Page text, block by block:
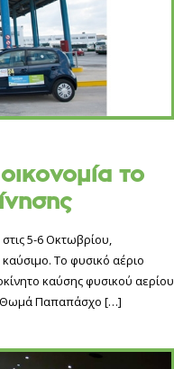
το
5-6 Οκτωβρίου,
Tο φυσικό αέριο
καύσης φυσικού αερίου
Θωμά Παπαπάσχο […]